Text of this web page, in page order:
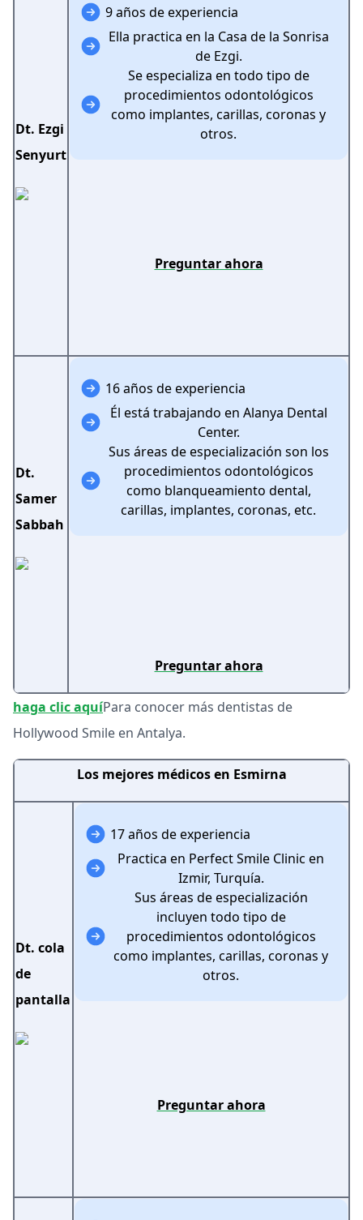
Dt. Ezgi
Senyurt
9 años de experiencia
Ella practica en la Casa de la Sonrisa
de Ezgi.
Se especializa en todo tipo de
procedimientos odontológicos
como implantes, carillas, coronas y
otros.
Preguntar ahora
Dt.
Samer
Sabbah
16 años de experiencia
Él está trabajando en Alanya Dental
Center.
Sus áreas de especialización son los
procedimientos odontológicos
como blanqueamiento dental,
carillas, implantes, coronas, etc.
Preguntar ahora
haga clic aquíPara conocer más dentistas de
Hollywood Smile en Antalya.
Los mejores médicos en Esmirna
Dt. cola
de
pantalla
17 años de experiencia
Practica en Perfect Smile Clinic en
Izmir, Turquía.
Sus áreas de especialización
incluyen todo tipo de
procedimientos odontológicos
como implantes, carillas, coronas y
otros.
Preguntar ahora